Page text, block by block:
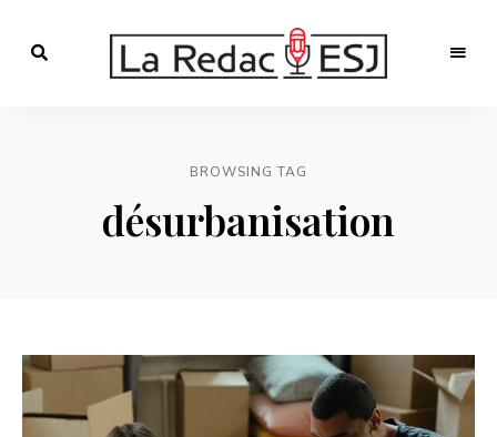
REDAC-
ESJ
BROWSING TAG
désurbanisation